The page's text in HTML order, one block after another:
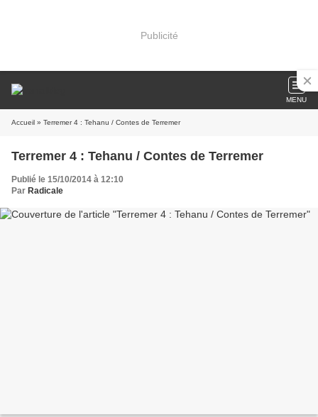
Publicité
MENU
Accueil » Terremer 4 : Tehanu / Contes de Terremer
Terremer 4 : Tehanu / Contes de Terremer
Publié le 15/10/2014 à 12:10
Par Radicale